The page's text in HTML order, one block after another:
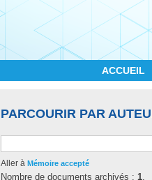
ACCUEIL
PARCOURIR PAR
Aller à Mémoire accepté
Nombre de documents archivés : 1.